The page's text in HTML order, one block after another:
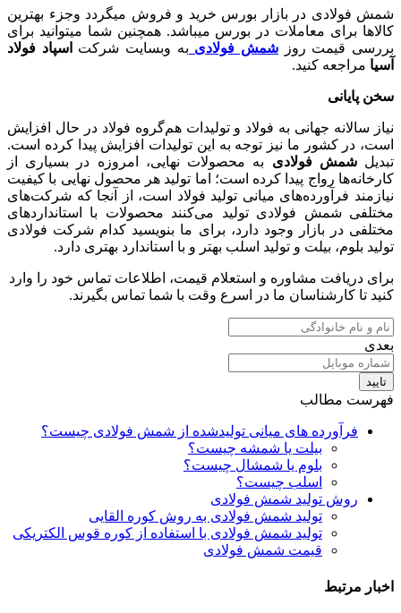
شمش فولادی در بازار بورس خرید و فروش میگردد وجزء بهترین
کالاها برای معاملات در بورس میباشد. همچنین شما میتوانید برای
بررسی قیمت روز شمش فولادی به وبسایت شرکت
اسپاد فولاد
آسیا مراجعه کنید.
سخن پایانی
نیاز سالانه جهانی به فولاد و تولیدات هم‌گروه فولاد در حال افزایش
است، در کشور ما نیز توجه به این تولیدات افزایش پیدا کرده است.
تبدیلشمش فولادی به محصولات نهایی، امروزه در بسیاری از
کارخانه‌ها رواج پیدا کرده است؛ اما تولید هر محصول نهایی با کیفیت
نیازمند فرآورده‌های میانی تولید فولاد است، از آنجا که شرکت‌های
مختلفی شمش فولادی تولید می‌کنند محصولات با استانداردهای
مختلفی در بازار وجود دارد، برای ما بنویسید کدام شرکت فولادی
تولید بلوم، بیلت و تولید اسلب بهتر و با استاندارد بهتری دارد.
برای دریافت مشاوره و استعلام قیمت، اطلاعات تماس خود را وارد
کنید تا کارشناسان ما در اسرع وقت با شما تماس بگیرند.
بعدی
تایید
فهرست مطالب
فرآورده های میانی تولیدشده از شمش فولادی چیست؟
بیلت یا شمشه چیست؟
بلوم یا شمشال چیست؟
اسلب چیست؟
روش تولید شمش فولادی
تولید شمش فولادی به روش کوره القایی
تولید شمش فولادی با استفاده از کوره قوس الکتریکی
قیمت شمش فولادی
اخبار مرتبط